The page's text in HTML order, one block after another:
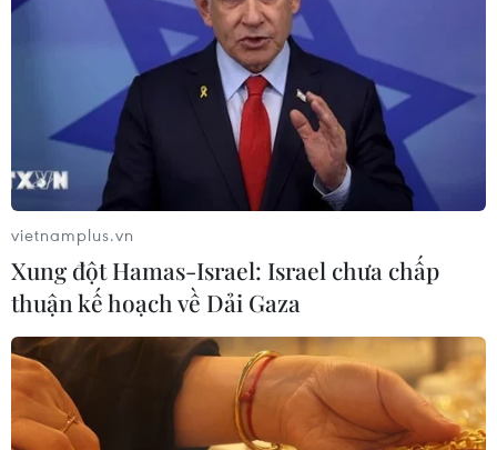
Dịch COVID-19 tại châu Âu: Bỉ và Tây Ban
Nha thêm nhiều ca nhiễm
17/04/2020 12:46
Dịch COVID-19 tại châu Âu tiếp tục diễn biến phức tạp
khi giới chức y tế của Bỉ và Tây Ban Nha thông báo hai
nuốc này đã ghi nhận thêm nhiều ca dương tính và tử
vietnamplus.vn
Xung đột Hamas-Israel: Israel chưa chấp
thuận kế hoạch về Dải Gaza